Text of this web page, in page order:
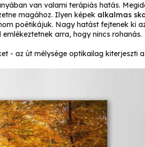
van valami terápiás hatás.
magához. Ilyen képek alkalmas
poétikájuk. Nagy hatást fejtenek ki
arra, hogy nincs rohanás.
- az út mélysége optikailag kiterjeszti